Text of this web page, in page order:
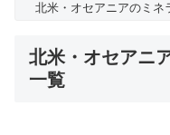
北米・オセアニアのミネ
北米・オセアニ
一覧